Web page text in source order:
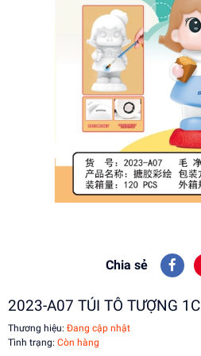
Chia sẻ
2023-A07 TÚI TÔ TƯỢNG 1C
Thương hiệu: Đang cập nhật
Tình trạng: Còn hàng